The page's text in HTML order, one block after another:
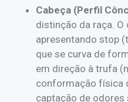
Cabeça (Perfil
distinção da raça. O
apresentando stop
que se curva de
em direção à trufa
conformação física
captação de odores